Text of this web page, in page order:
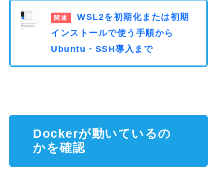
WSL2を初期化または初期
インストールで使う手順から
Ubuntu・SSH導入まで
Dockerが動いているの
かを確認